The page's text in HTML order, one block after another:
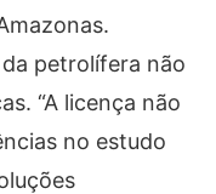
petrolífera não
“A licença não
no estudo